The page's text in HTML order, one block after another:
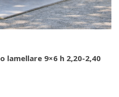
lamellare 9×6 h 2,20-2,40